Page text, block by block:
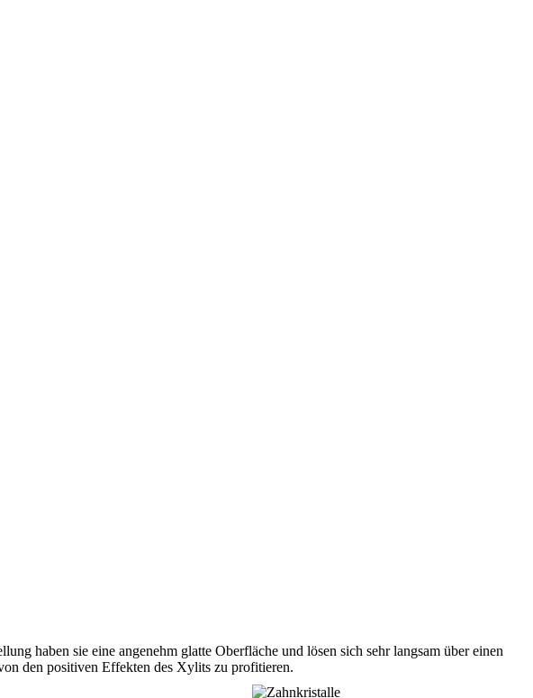
haben sie eine angenehm glatte Oberfläche und lösen sich sehr langsam über einen
den positiven Effekten des Xylits zu profitieren.